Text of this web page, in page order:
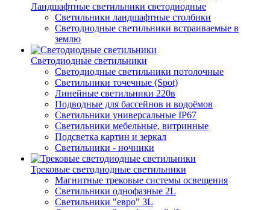
Ландшафтные светильники светодиодные
Светильники ландшафтные столбики
Светодиодные светильники встраиваемые в
землю
Светодиодные светильники
Светодиодные светильники потолочные
Светильники точечные (Spot)
Линейные светильники 220в
Подводные для бассейнов и водоёмов
Светильники универсальные IP67
Светильники мебельные, витринные
Подсветка картин и зеркал
Светильники - ночники
Трековые светодиодные светильники
Магнитные трековые системы освещения
Светильники однофазные 2L
Светильники "евро" 3L